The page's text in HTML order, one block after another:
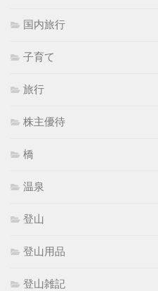
国内旅行
子育て
旅行
株主優待
橋
温泉
登山
登山用品
登山雑記